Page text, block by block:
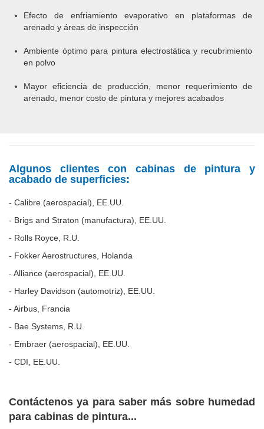
Efecto de enfriamiento evaporativo en plataformas de
arenado y áreas de inspección
Ambiente óptimo para pintura electrostática y recubrimiento
en polvo
Mayor eficiencia de producción, menor requerimiento de
arenado, menor costo de pintura y mejores acabados
Algunos clientes con cabinas de pintura y
acabado de superficies:
- Calibre (aerospacial), EE.UU.
- Brigs and Straton (manufactura), EE.UU.
- Rolls Royce, R.U.
- Fokker Aerostructures, Holanda
- Alliance (aerospacial), EE.UU.
- Harley Davidson (automotriz), EE.UU.
- Airbus, Francia
- Bae Systems, R.U.
- Embraer (aerospacial), EE.UU.
- CDI, EE.UU.
Contáctenos ya para saber más sobre humedad
para cabinas de pintura...